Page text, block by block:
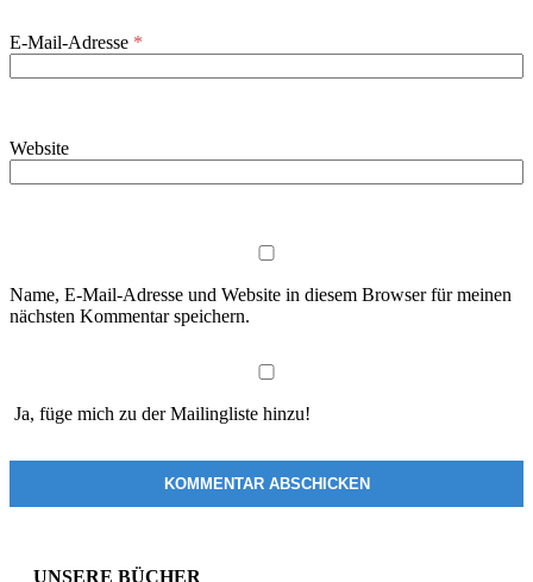
E-Mail-Adresse *
Website
Name, E-Mail-Adresse und Website in diesem Browser für meinen
nächsten Kommentar speichern.
Ja, füge mich zu der Mailingliste hinzu!
UNSERE BÜCHER